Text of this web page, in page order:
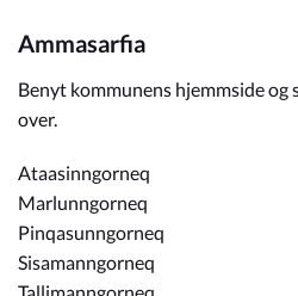
Ammasarfia
Benyt kommunens hjemmside
over.
Ataasinngorneq
Marlunngorneq
Pinqasunngorneq
Sisamanngorneq